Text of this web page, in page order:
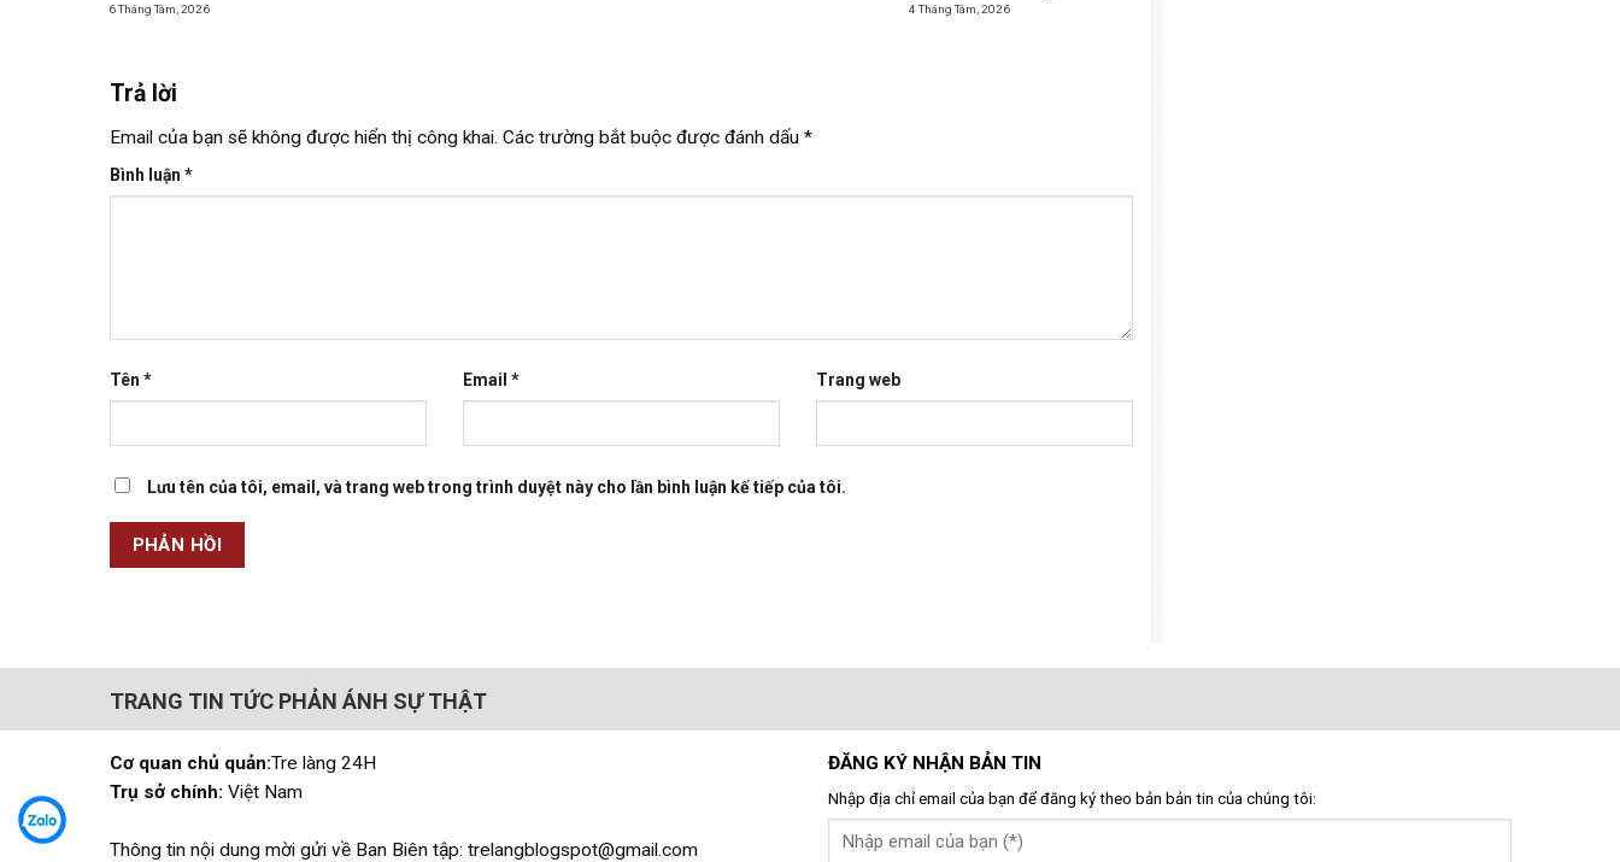
6 Tháng Tám, 2026 4 Tháng Tám, 2026
Trả lời
Email của bạn sẽ không được hiển thị công khai. Các trường bắt buộc được đánh dấu *
Bình luận *
Tên * Email * Trang web
Lưu tên của tôi, email, và trang web trong trình duyệt này cho lần bình luận kế tiếp của tôi.
TRANG TIN TỨC PHẢN ÁNH SỰ THẬT
Cơ quan chủ quản:Tre làng 24H
Trụ sở chính: Việt Nam
Thông tin nội dung mời gửi về Ban Biên tập: trelangblogspot@gmail.com
ĐĂNG KÝ NHẬN BẢN TIN
Nhập địa chỉ email của bạn để đăng ký theo bản bản tin của chúng tôi: